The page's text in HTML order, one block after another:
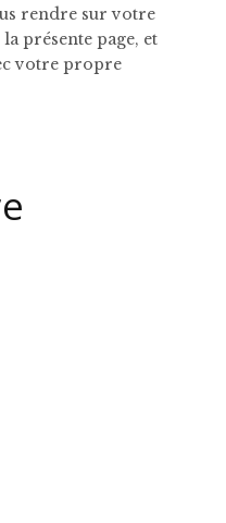
rendre sur votre
présente page, et
votre propre